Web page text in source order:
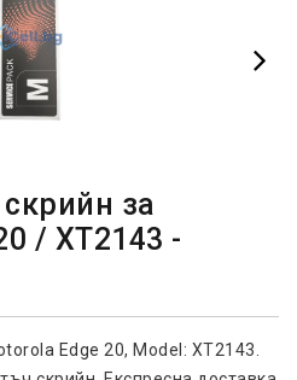
за
/ XT2143 -
Edge 20, Model: XT2143.